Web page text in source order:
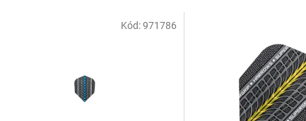
Kód:971786